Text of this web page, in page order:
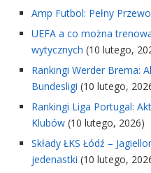
Amp Futbol: Pełny
UEFA a co można
wytycznych (10 lutego,
Rankingi Werder Brema:
Bundesligi (10 lutego,
Rankingi Liga Portugal:
Klubów (10 lutego, 2026)
Składy ŁKS Łódź –
jedenastki (10 lutego,